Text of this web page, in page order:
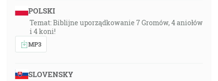
POLSKI
Temat: Biblijne uporządkowanie 7 Gromów, 4 aniołów
i 4 koni!
MP3
SLOVENSKY